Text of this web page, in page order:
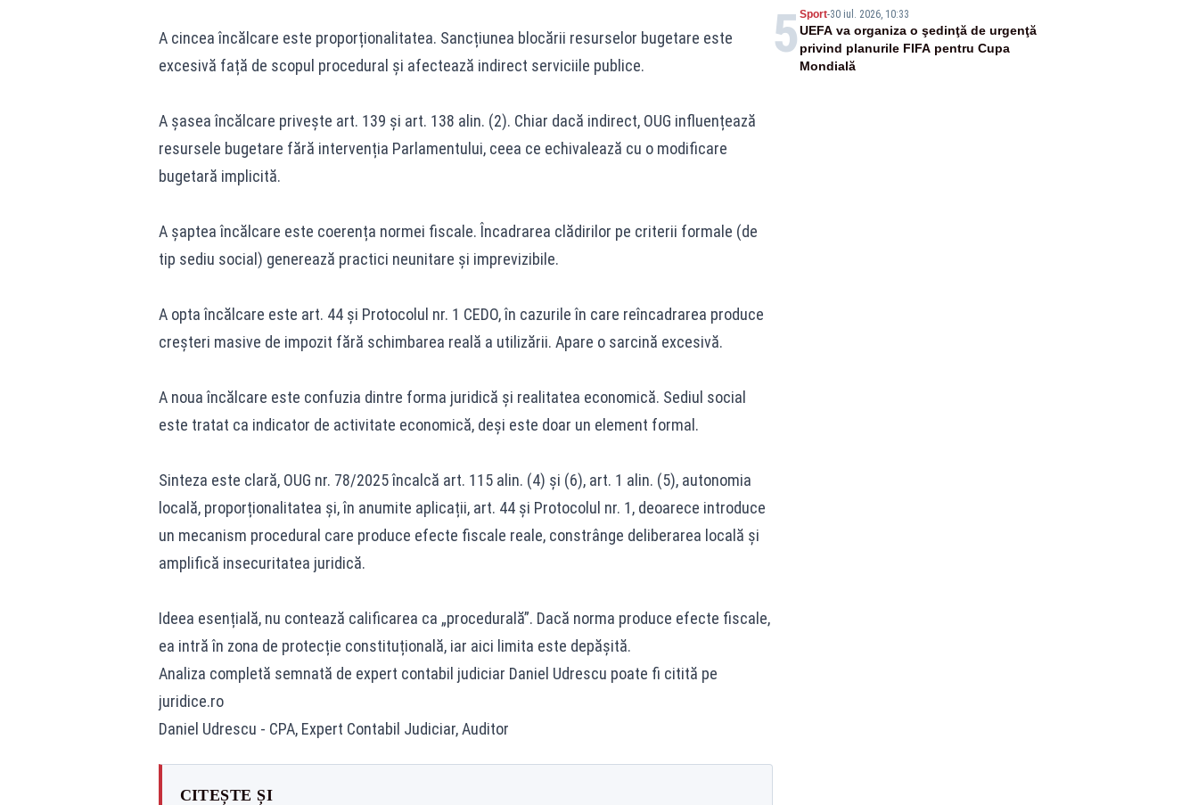
A cincea încălcare este proporționalitatea. Sancțiunea blocării resurselor bugetare este
excesivă față de scopul procedural și afectează indirect serviciile publice.
A șasea încălcare privește art. 139 și art. 138 alin. (2). Chiar dacă indirect, OUG influențează
resursele bugetare fără intervenția Parlamentului, ceea ce echivalează cu o modificare
bugetară implicită.
A șaptea încălcare este coerența normei fiscale. Încadrarea clădirilor pe criterii formale (de
tip sediu social) generează practici neunitare și imprevizibile.
A opta încălcare este art. 44 și Protocolul nr. 1 CEDO, în cazurile în care reîncadrarea produce
creșteri masive de impozit fără schimbarea reală a utilizării. Apare o sarcină excesivă.
A noua încălcare este confuzia dintre forma juridică și realitatea economică. Sediul social
este tratat ca indicator de activitate economică, deși este doar un element formal.
Sinteza este clară, OUG nr. 78/2025 încalcă art. 115 alin. (4) și (6), art. 1 alin. (5), autonomia
locală, proporționalitatea și, în anumite aplicații, art. 44 și Protocolul nr. 1, deoarece introduce
un mecanism procedural care produce efecte fiscale reale, constrânge deliberarea locală și
amplifică insecuritatea juridică.
Ideea esențială, nu contează calificarea ca „procedurală”. Dacă norma produce efecte fiscale,
ea intră în zona de protecție constituțională, iar aici limita este depășită.
Analiza completă semnată de expert contabil judiciar Daniel Udrescu poate fi citită pe
juridice.ro
Daniel Udrescu - CPA, Expert Contabil Judiciar, Auditor
CITEȘTE ȘI
5 Sport-30 iul. 2026, 10:33
UEFA va organiza o şedinţă de urgenţă
privind planurile FIFA pentru Cupa
Mondială